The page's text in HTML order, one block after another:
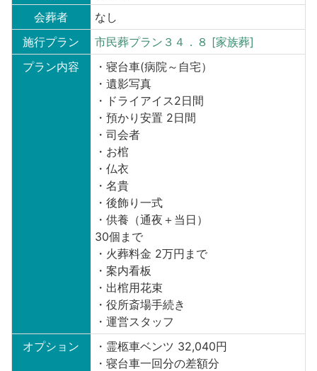
会葬者
なし
施行プラン
市民葬プラン３４．８ [家族葬]
プラン内容
・寝台車(病院～自宅）
・遺影写真
・ドライアイス2日間
・預かり安置 2日間
・司会者
・お棺
・仏衣
・名貴
・後飾り一式
・供養（通夜＋当日）
30個まで
・火葬料金 2万円まで
・案内看板
・出棺用花束
・役所斎場手続き
・運営スタッフ
オプション
・霊柩車ベンツ 32,040円
・寝台車一回分の差額分